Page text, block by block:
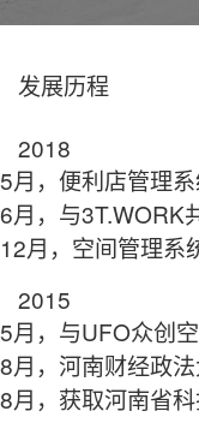
发展历程
2018
5月，便利店管理
6月，与3T.WORK
12月，空间管理系
2015
5月，与UFO众创
8月，河南财经政
8月，获取河南省